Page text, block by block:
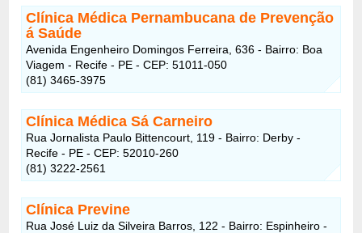
Clínica Médica Pernambucana de Prevenção
á Saúde
Avenida Engenheiro Domingos Ferreira, 636 - Bairro: Boa
Viagem - Recife - PE - CEP: 51011-050
(81) 3465-3975
Clínica Médica Sá Carneiro
Rua Jornalista Paulo Bittencourt, 119 - Bairro: Derby -
Recife - PE - CEP: 52010-260
(81) 3222-2561
Clínica Previne
Rua José Luiz da Silveira Barros, 122 - Bairro: Espinheiro -